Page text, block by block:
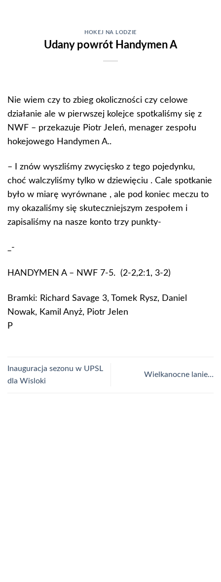
HOKEJ NA LODZIE
Udany powrót Handymen A
Nie wiem czy to zbieg okoliczności czy celowe
działanie ale w pierwszej kolejce spotkaliśmy się z
NWF – przekazuje Piotr Jeleń, menager zespołu
hokejowego Handymen A..
– I znów wyszliśmy zwycięsko z tego pojedynku,
choć walczyliśmy tylko w dziewięciu . Cale spotkanie
było w miarę wyrównane , ale pod koniec meczu to
my okazaliśmy się skuteczniejszym zespołem i
zapisaliśmy na nasze konto trzy punkty-
_-
HANDYMEN A – NWF 7-5. (2-2,2:1, 3-2)
Bramki: Richard Savage 3, Tomek Rysz, Daniel
Nowak, Kamil Anyż, Piotr Jelen
P
Inauguracja sezonu w UPSL
dla Wisloki
Wielkanocne lanie…